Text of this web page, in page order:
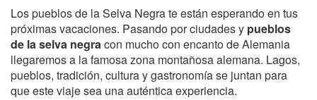
Los pueblos de la Selva Negra te están esperando en tus
próximas vacaciones. Pasando por ciudades y pueblos
de la selva negracon mucho con encanto de Alemania
llegaremos a la famosa zona montañosa alemana. Lagos,
pueblos, tradición, cultura y gastronomía se juntan para
que este viaje sea una auténtica experiencia.